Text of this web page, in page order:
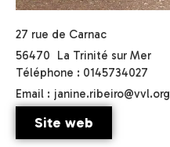
27 rue de Carnac
56470
La Trinité sur Mer
Téléphone : 0145734027
Email : janine.ribeiro@vvl.org
Site web